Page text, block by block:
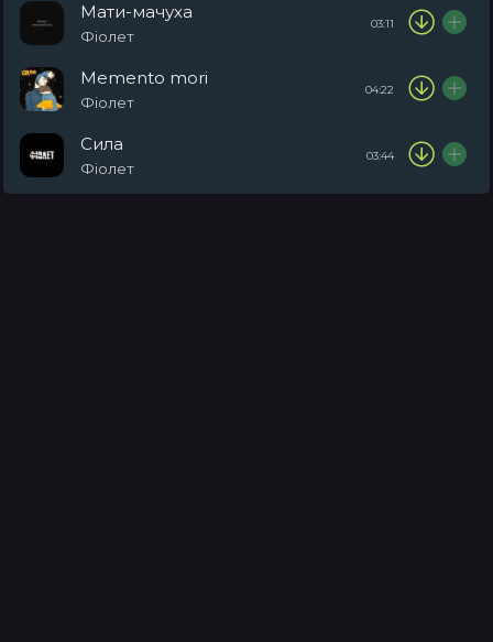
Мати-мачуха
Фіолет
03:11
Memento mori
Фіолет
04:22
Сила
Фіолет
03:44